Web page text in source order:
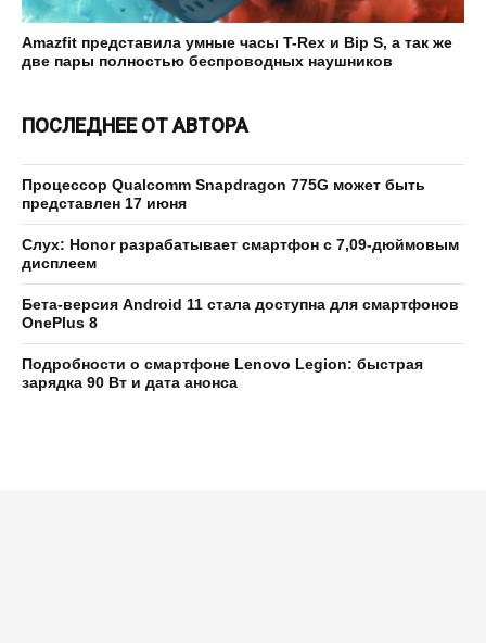
Amazfit представила умные часы T-Rex и Bip S, а так же
две пары полностью беспроводных наушников
ПОСЛЕДНЕЕ ОТ АВТОРА
Процессор Qualcomm Snapdragon 775G может быть
представлен 17 июня
Слух: Honor разрабатывает смартфон с 7,09-дюймовым
дисплеем
Бета-версия Android 11 стала доступна для смартфонов
OnePlus 8
Подробности о смартфоне Lenovo Legion: быстрая
зарядка 90 Вт и дата анонса